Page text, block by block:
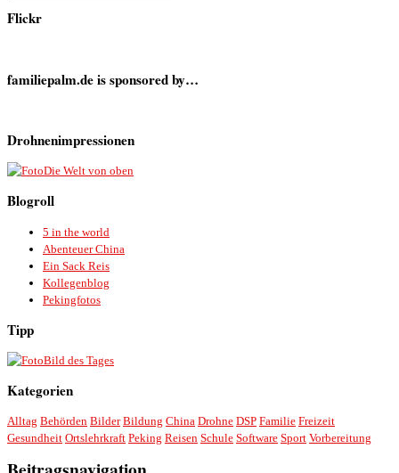
Flickr
familiepalm.de is sponsored by…
Drohnenimpressionen
Die Welt von oben
Blogroll
5 in the world
Abenteuer China
Ein Sack Reis
Kollegenblog
Pekingfotos
Tipp
Bild des Tages
Kategorien
Alltag Behörden Bilder Bildung China Drohne DSP Familie Freizeit
Gesundheit Ortslehrkraft Peking Reisen Schule Software Sport Vorbereitung